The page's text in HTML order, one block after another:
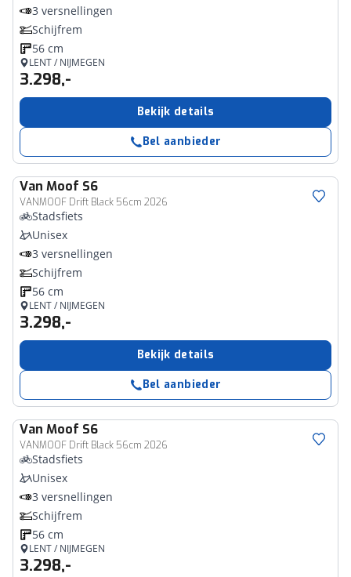
3 versnellingen
Schijfrem
56 cm
LENT / NIJMEGEN
3.298,-
Bekijk details
Bel aanbieder
Van Moof S6
VANMOOF Drift Black 56cm 2026
Stadsfiets
Unisex
3 versnellingen
Schijfrem
56 cm
LENT / NIJMEGEN
3.298,-
Bekijk details
Bel aanbieder
Van Moof S6
VANMOOF Drift Black 56cm 2026
Stadsfiets
Unisex
3 versnellingen
Schijfrem
56 cm
LENT / NIJMEGEN
3.298,-